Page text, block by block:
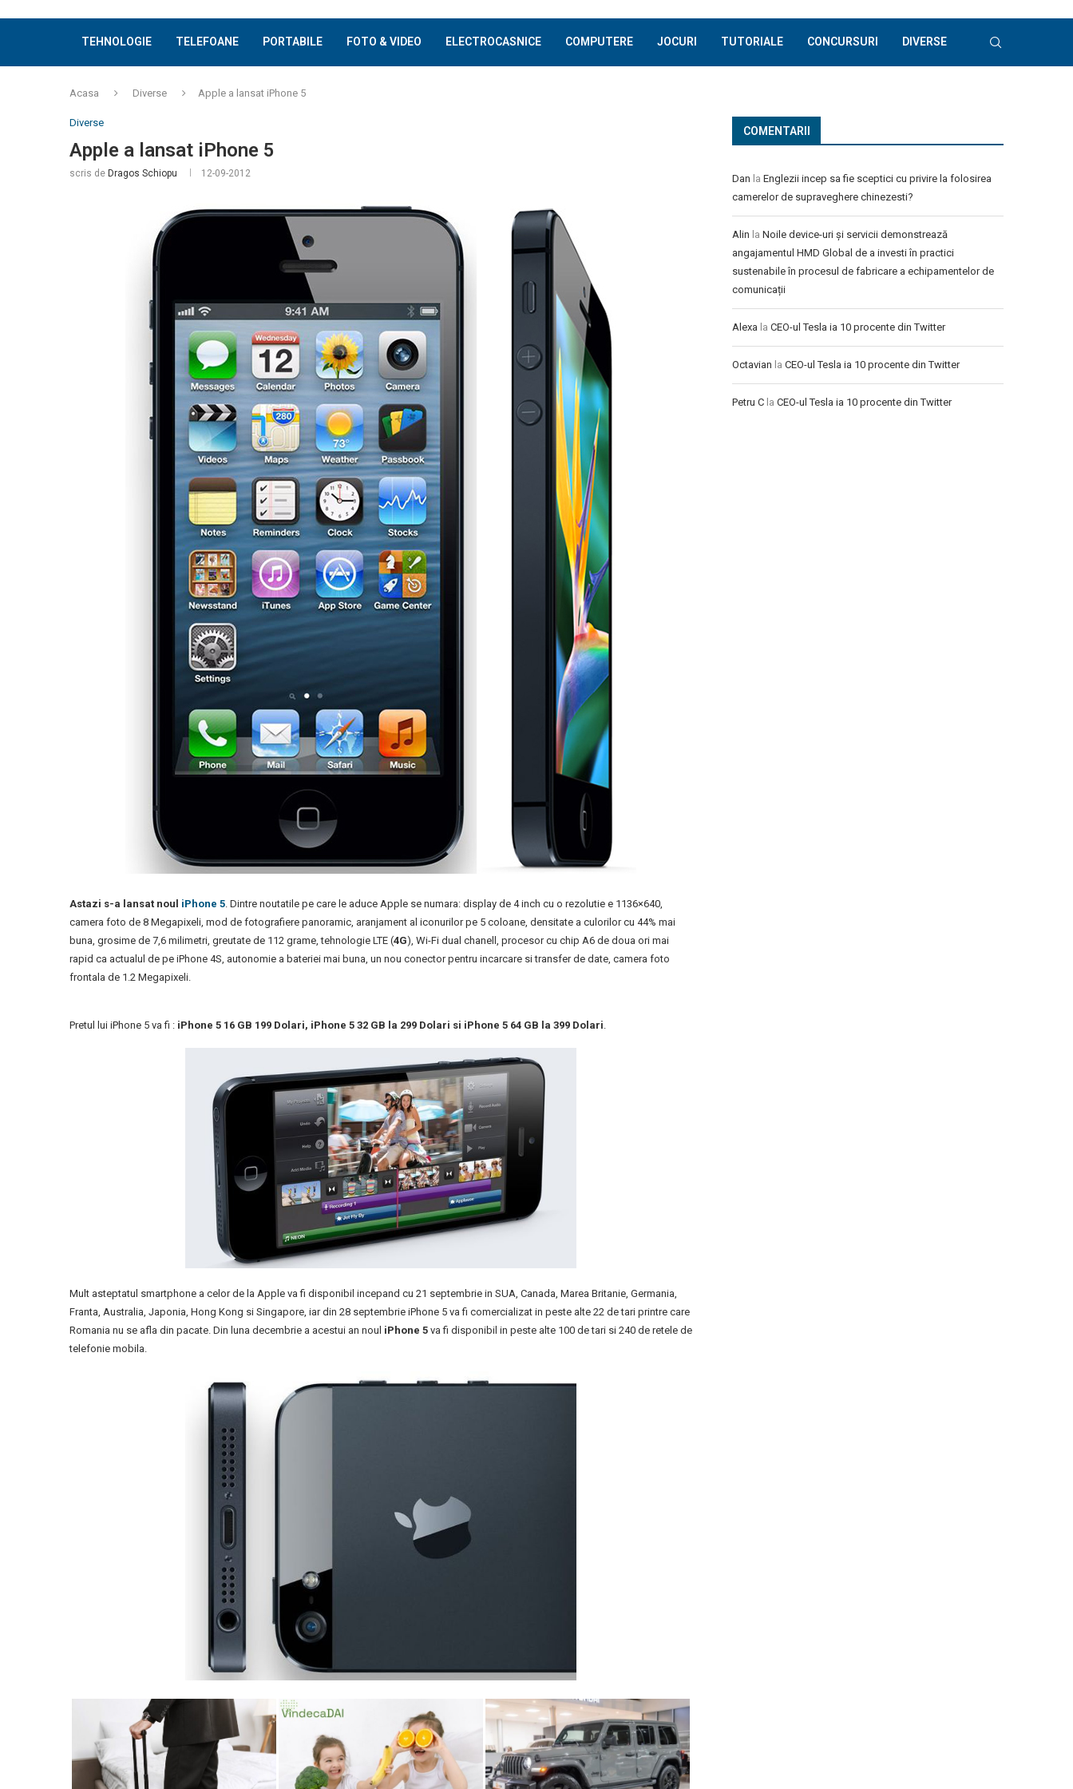
TEHNOLOGIE TELEFOANE PORTABILE FOTO & VIDEO ELECTROCASNICE COMPUTERE JOCURI TUTORIALE CONCURSURI DIVERSE
Acasa Diverse Apple a lansat iPhone 5
Diverse
Apple a lansat iPhone 5
scris de Dragos Schiopu 12-09-2012
Astazi s-a lansat noul iPhone 5. Dintre noutatile pe care le aduce Apple se numara: display de 4 inch cu o rezolutie e 1136×640,
camera foto de 8 Megapixeli, mod de fotografiere panoramic, aranjament al iconurilor pe 5 coloane, densitate a culorilor cu 44% mai
buna, grosime de 7,6 milimetri, greutate de 112 grame, tehnologie LTE (4G), Wi-Fi dual chanell, procesor cu chip A6 de doua ori mai
rapid ca actualul de pe iPhone 4S, autonomie a bateriei mai buna, un nou conector pentru incarcare si transfer de date, camera foto
frontala de 1.2 Megapixeli.
Pretul lui iPhone 5 va fi : iPhone 5 16 GB 199 Dolari, iPhone 5 32 GB la 299 Dolari si iPhone 5 64 GB la 399 Dolari.
Mult asteptatul smartphone a celor de la Apple va fi disponibil incepand cu 21 septembrie in SUA, Canada, Marea Britanie, Germania,
Franta, Australia, Japonia, Hong Kong si Singapore, iar din 28 septembrie iPhone 5 va fi comercializat in peste alte 22 de tari printre care
Romania nu se afla din pacate. Din luna decembrie a acestui an noul iPhone 5 va fi disponibil in peste alte 100 de tari si 240 de retele de
telefonie mobila.
COMENTARII
Dan la Englezii incep sa fie sceptici cu privire la folosirea
camerelor de supraveghere chinezesti?
Alin la Noile device-uri și servicii demonstrează
angajamentul HMD Global de a investi în practici
sustenabile în procesul de fabricare a echipamentelor de
comunicații
Alexa la CEO-ul Tesla ia 10 procente din Twitter
Octavian la CEO-ul Tesla ia 10 procente din Twitter
Petru C la CEO-ul Tesla ia 10 procente din Twitter